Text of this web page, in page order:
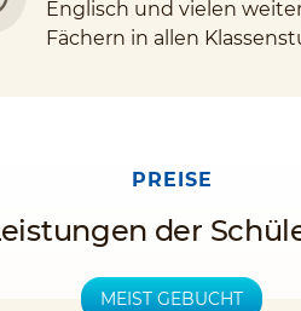
Englisch und vielen
Fächern in allen
PREISE
der
MEIST GEBUCHT